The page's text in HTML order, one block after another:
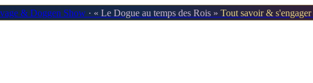
& Doggen Show · « Le Dogue au temps des Rois » Tout savoir &